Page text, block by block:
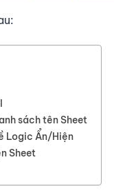
sách tên Sheet
Logic Ẩn/Hiện
Sheet